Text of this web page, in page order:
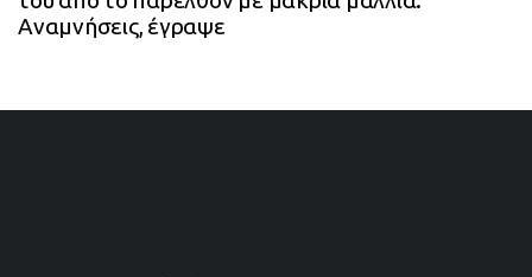
Αναμνήσεις, έγραψε